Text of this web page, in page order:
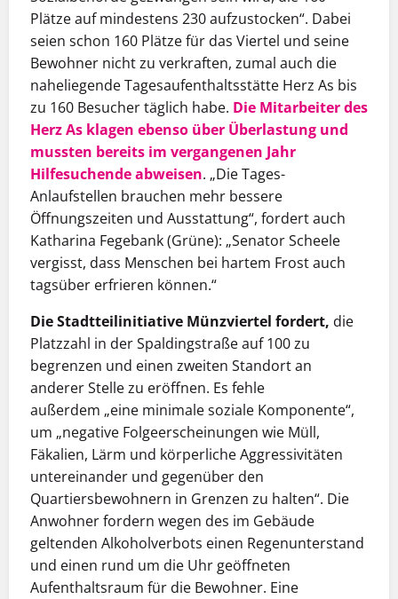
Plätze auf mindestens 230 aufzustocken“. Dabei
seien schon 160 Plätze für das Viertel und seine
Bewohner nicht zu verkraften, zumal auch die
naheliegende Tagesaufenthaltsstätte Herz As bis
zu 160 Besucher täglich habe. Die Mitarbeiter des
Herz As klagen ebenso über Überlastung und
mussten bereits im vergangenen Jahr
Hilfesuchende abweisen. „Die Tages-
Anlaufstellen brauchen mehr bessere
Öffnungszeiten und Ausstattung“, fordert auch
Katharina Fegebank (Grüne): „Senator Scheele
vergisst, dass Menschen bei hartem Frost auch
tagsüber erfrieren können.“
Die Stadtteilinitiative Münzviertel fordert, die
Platzzahl in der Spaldingstraße auf 100 zu
begrenzen und einen zweiten Standort an
anderer Stelle zu eröffnen. Es fehle
außerdem „eine minimale soziale Komponente“,
um „negative Folgeerscheinungen wie Müll,
Fäkalien, Lärm und körperliche Aggressivitäten
untereinander und gegenüber den
Quartiersbewohnern in Grenzen zu halten“. Die
Anwohner fordern wegen des im Gebäude
geltenden Alkoholverbots einen Regenunterstand
und einen rund um die Uhr geöffneten
Aufenthaltsraum für die Bewohner. Eine